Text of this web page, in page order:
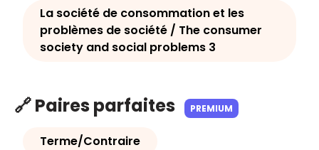
La société de consommation et les
problèmes de société / The consumer
society and social problems 3
🔗 Paires parfaites PREMIUM
Terme/Contraire